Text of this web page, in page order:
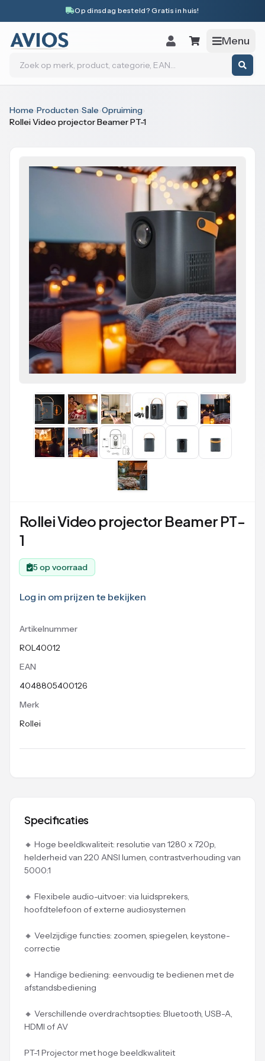
Op dinsdag besteld? Gratis in huis!
Menu
Zoeken
Home›Producten›Sale›Opruiming›
Rollei Video projector Beamer PT-1
Rollei Video projector Beamer PT-
1
5 op voorraad
Log in om prijzen te bekijken
Artikelnummer
ROL40012
EAN
4048805400126
Merk
Rollei
Specificaties
🔸 Hoge beeldkwaliteit: resolutie van 1280 x 720p,
helderheid van 220 ANSI lumen, contrastverhouding van
5000:1
🔸 Flexibele audio-uitvoer: via luidsprekers,
hoofdtelefoon of externe audiosystemen
🔸 Veelzijdige functies: zoomen, spiegelen, keystone-
correctie
🔸 Handige bediening: eenvoudig te bedienen met de
afstandsbediening
🔸 Verschillende overdrachtsopties: Bluetooth, USB-A,
HDMI of AV
PT-1 Projector met hoge beeldkwaliteit